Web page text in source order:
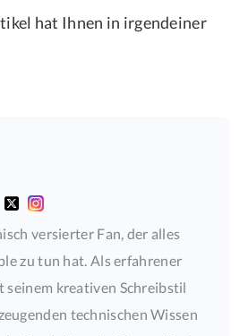
hat Ihnen in irgendeiner
versierter Fan, der alles
zu tun hat. Als erfahrener
seinem kreativen Schreibstil
technischen Wissen